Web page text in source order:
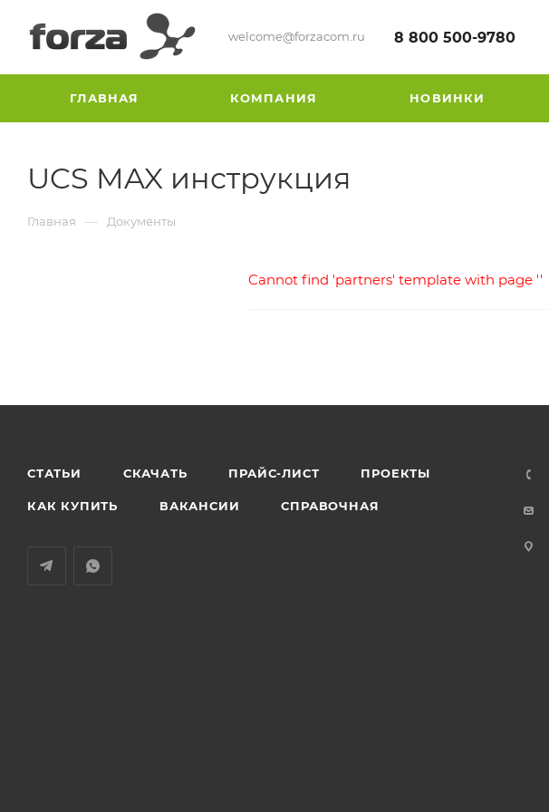
welcome@forzacom.ru 8 800 500-9780
ГЛАВНАЯ КОМПАНИЯ НОВИНКИ
UCS MAX инструкция
Главная — Документы
Cannot find 'partners' template with page ''
СТАТЬИ СКАЧАТЬ ПРАЙС-ЛИСТ ПРОЕКТЫ
КАК КУПИТЬ ВАКАНСИИ СПРАВОЧНАЯ